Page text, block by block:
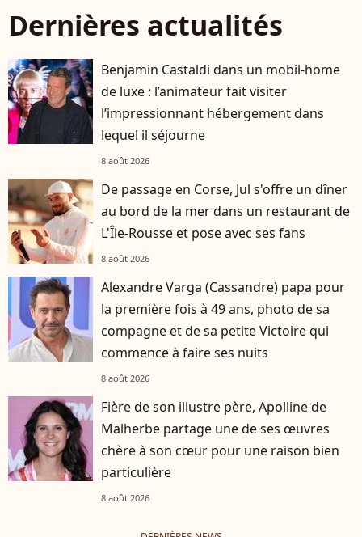
Dernières actualités
Benjamin Castaldi dans un mobil-home
de luxe : l’animateur fait visiter
l’impressionnant hébergement dans
lequel il séjourne
8 août 2026
De passage en Corse, Jul s'offre un dîner
au bord de la mer dans un restaurant de
L'Île-Rousse et pose avec ses fans
8 août 2026
Alexandre Varga (Cassandre) papa pour
la première fois à 49 ans, photo de sa
compagne et de sa petite Victoire qui
commence à faire ses nuits
8 août 2026
Fière de son illustre père, Apolline de
Malherbe partage une de ses œuvres
chère à son cœur pour une raison bien
particulière
8 août 2026